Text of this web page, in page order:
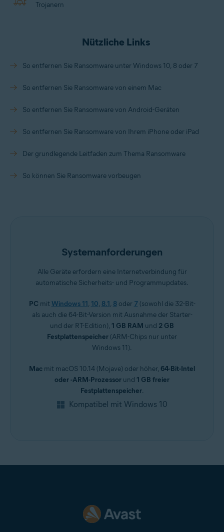
Trojanern
Nützliche Links
So entfernen Sie Ransomware unter Windows 10, 8 oder 7
So entfernen Sie Ransomware von einem Mac
So entfernen Sie Ransomware von Android-Geräten
So entfernen Sie Ransomware von Ihrem iPhone oder iPad
Der grundlegende Leitfaden zum Thema Ransomware
So können Sie Ransomware vorbeugen
Systemanforderungen
Alle Geräte erfordern eine Internetverbindung für
automatische Sicherheits- und Programmupdates.
PC mitWindows 11, 10, 8.1, 8oder 7(sowohl die 32-Bit-
als auch die 64-Bit-Version mit Ausnahme der Starter-
und der RT-Edition), 1 GB RAM und 2 GB
Festplattenspeicher (ARM-Chips nur unter
Windows 11).
Mac mit macOS 10.14 (Mojave) oder höher, 64-Bit-Intel
oder -ARM-Prozessor und 1 GB freier
Festplattenspeicher.
Kompatibel mit Windows 10